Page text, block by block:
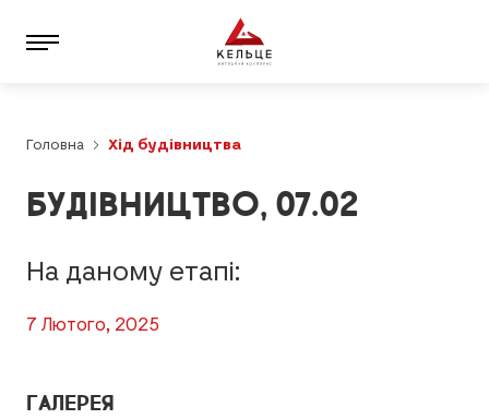
Головна Хід будівництва
БУДІВНИЦТВО, 07.02
На даному етапі:
7 Лютого, 2025
ГАЛЕРЕЯ